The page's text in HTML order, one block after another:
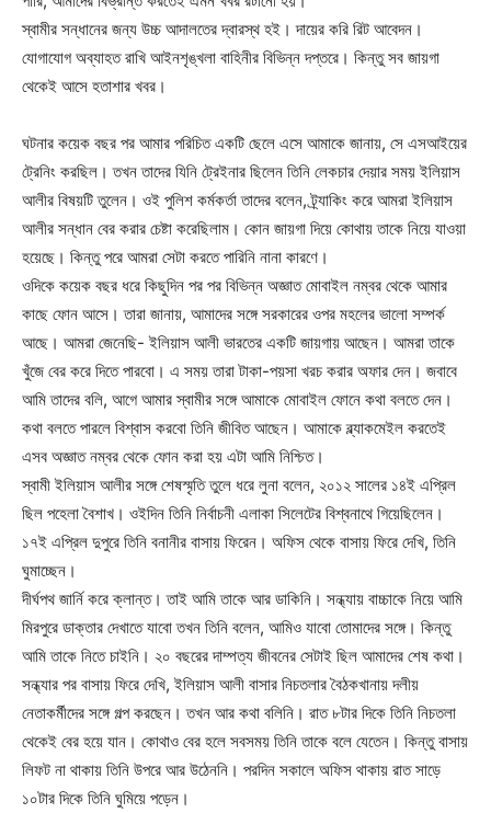
স্বামীর সন্ধানের জন্য উচ্চ আদালতের দ্বারস্থ হই। দায়ের করি রিট আবেদন।
যোগাযোগ অব্যাহত রাখি আইনশৃঙ্খলা বাহিনীর বিভিন্ন দপ্তরে। কিন্তু সব জায়গা
থেকেই আসে হতাশার খবর।
ঘটনার কয়েক বছর পর আমার পরিচিত একটি ছেলে এসে আমাকে জানায়, সে এসআইয়ের
ট্রেনিং করছিল। তখন তাদের যিনি ট্রেইনার ছিলেন তিনি লেকচার দেয়ার সময় ইলিয়াস
আলীর বিষয়টি তুলেন। ওই পুলিশ কর্মকর্তা তাদের বলেন, ট্র্যাকিং করে আমরা ইলিয়াস
আলীর সন্ধান বের করার চেষ্টা করেছিলাম। কোন জায়গা দিয়ে কোথায় তাকে নিয়ে যাওয়া
হয়েছে। কিন্তু পরে আমরা সেটা করতে পারিনি নানা কারণে।
ওদিকে কয়েক বছর ধরে কিছুদিন পর পর বিভিন্ন অজ্ঞাত মোবাইল নম্বর থেকে আমার
কাছে ফোন আসে। তারা জানায়, আমাদের সঙ্গে সরকারের ওপর মহলের ভালো সম্পর্ক
আছে। আমরা জেনেছি- ইলিয়াস আলী ভারতের একটি জায়গায় আছেন। আমরা তাকে
খুঁজে বের করে দিতে পারবো। এ সময় তারা টাকা-পয়সা খরচ করার অফার দেন। জবাবে
আমি তাদের বলি, আগে আমার স্বামীর সঙ্গে আমাকে মোবাইল ফোনে কথা বলতে দেন।
কথা বলতে পারলে বিশ্বাস করবো তিনি জীবিত আছেন। আমাকে ব্ল্যাকমেইল করতেই
এসব অজ্ঞাত নম্বর থেকে ফোন করা হয় এটা আমি নিশ্চিত।
স্বামী ইলিয়াস আলীর সঙ্গে শেষস্মৃতি তুলে ধরে লুনা বলেন, ২০১২ সালের ১৪ই এপ্রিল
ছিল পহেলা বৈশাখ। ওইদিন তিনি নির্বাচনী এলাকা সিলেটের বিশ্বনাথে গিয়েছিলেন।
১৭ই এপ্রিল দুপুরে তিনি বনানীর বাসায় ফিরেন। অফিস থেকে বাসায় ফিরে দেখি, তিনি
ঘুমাচ্ছেন।
দীর্ঘপথ জার্নি করে ক্লান্ত। তাই আমি তাকে আর ডাকিনি। সন্ধ্যায় বাচ্চাকে নিয়ে আমি
মিরপুরে ডাক্তার দেখাতে যাবো তখন তিনি বলেন, আমিও যাবো তোমাদের সঙ্গে। কিন্তু
আমি তাকে নিতে চাইনি। ২০ বছরের দাম্পত্য জীবনের সেটাই ছিল আমাদের শেষ কথা।
সন্ধ্যার পর বাসায় ফিরে দেখি, ইলিয়াস আলী বাসার নিচতলার বৈঠকখানায় দলীয়
নেতাকর্মীদের সঙ্গে গল্প করছেন। তখন আর কথা বলিনি। রাত ৮টার দিকে তিনি নিচতলা
থেকেই বের হয়ে যান। কোথাও বের হলে সবসময় তিনি তাকে বলে যেতেন। কিন্তু বাসায়
লিফট না থাকায় তিনি উপরে আর উঠেননি। পরদিন সকালে অফিস থাকায় রাত সাড়ে
১০টার দিকে তিনি ঘুমিয়ে পড়েন।